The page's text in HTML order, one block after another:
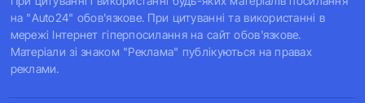
на "Auto24" обов'язкове. При цитуванні та використанні в
мережі Інтернет гіперпосилання на сайт обов'язкове.
Матеріали зі знаком "Реклама" публікуються на правах
реклами.